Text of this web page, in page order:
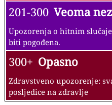
201-300 Veoma
Upozorenja o hitnim
biti pogođena.
300+ Opasno
Zdravstveno upozorenje:
posljedice na zdravlje